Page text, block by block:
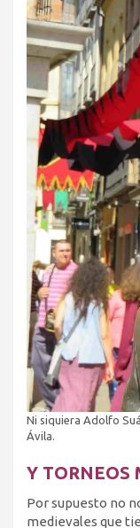
Ni siquiera Adolfo
Ávila.
Y TORNEOS
Por supuesto no
medievales que